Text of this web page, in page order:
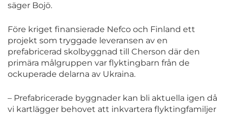
säger Bojö.
Före kriget finansierade Nefco och Finland ett
projekt som tryggade leveransen av en
prefabricerad skolbyggnad till Cherson där den
primära målgruppen var flyktingbarn från de
ockuperade delarna av Ukraina.
– Prefabricerade byggnader kan bli aktuella igen då
vi kartlägger behovet att inkvartera flyktingfamiljer